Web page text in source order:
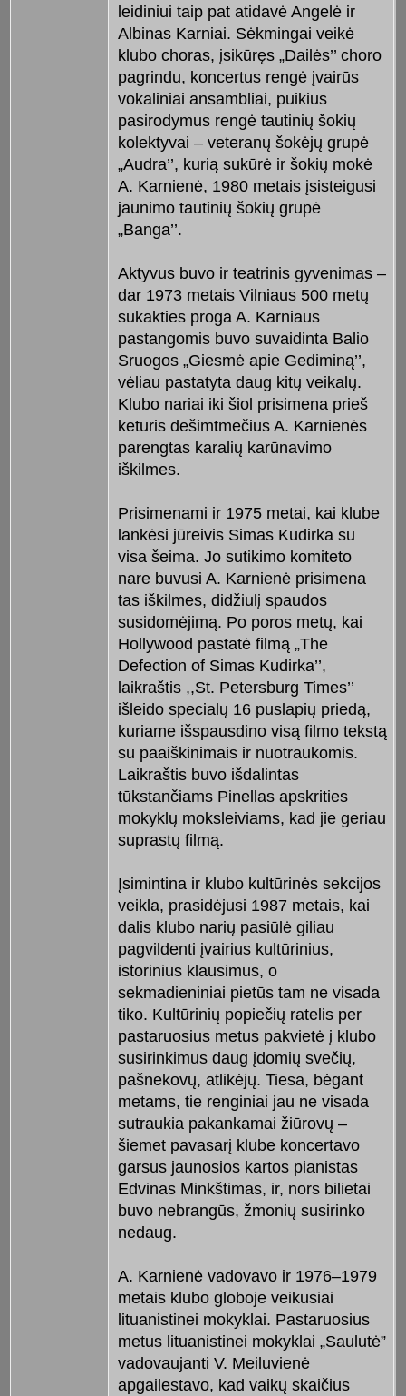
leidiniui taip pat atidavė Angelė ir
Albinas Karniai. Sėkmingai veikė
klubo choras, įsikūręs „Dailės’’ choro
pagrindu, koncertus rengė įvairūs
vokaliniai ansambliai, puikius
pasirodymus rengė tautinių šokių
kolektyvai – veteranų šokėjų grupė
„Audra’’, kurią sukūrė ir šokių mokė
A. Karnienė, 1980 metais įsisteigusi
jaunimo tautinių šokių grupė
„Banga’’.
Aktyvus buvo ir teatrinis gyvenimas –
dar 1973 metais Vilniaus 500 metų
sukakties proga A. Karniaus
pastangomis buvo suvaidinta Balio
Sruogos „Giesmė apie Gediminą’’,
vėliau pastatyta daug kitų veikalų.
Klubo nariai iki šiol prisimena prieš
keturis dešimtmečius A. Karnienės
parengtas karalių karūnavimo
iškilmes.
Prisimenami ir 1975 metai, kai klube
lankėsi jūreivis Simas Kudirka su
visa šeima. Jo sutikimo komiteto
nare buvusi A. Karnienė prisimena
tas iškilmes, didžiulį spaudos
susidomėjimą. Po poros metų, kai
Hollywood pastatė filmą „The
Defection of Simas Kudirka’’,
laikraštis ,,St. Petersburg Times’’
išleido specialų 16 puslapių priedą,
kuriame išspausdino visą filmo tekstą
su paaiškinimais ir nuotraukomis.
Laikraštis buvo išdalintas
tūkstančiams Pinellas apskrities
mokyklų moksleiviams, kad jie geriau
suprastų filmą.
Įsimintina ir klubo kultūrinės sekcijos
veikla, prasidėjusi 1987 metais, kai
dalis klubo narių pasiūlė giliau
pagvildenti įvairius kultūrinius,
istorinius klausimus, o
sekmadieniniai pietūs tam ne visada
tiko. Kultūrinių popiečių ratelis per
pastaruosius metus pakvietė į klubo
susirinkimus daug įdomių svečių,
pašnekovų, atlikėjų. Tiesa, bėgant
metams, tie renginiai jau ne visada
sutraukia pakankamai žiūrovų –
šiemet pavasarį klube koncertavo
garsus jaunosios kartos pianistas
Edvinas Minkštimas, ir, nors bilietai
buvo nebrangūs, žmonių susirinko
nedaug.
A. Karnienė vadovavo ir 1976–1979
metais klubo globoje veikusiai
lituanistinei mokyklai. Pastaruosius
metus lituanistinei mokyklai „Saulutė”
vadovaujanti V. Meiluvienė
apgailestavo, kad vaikų skaičius